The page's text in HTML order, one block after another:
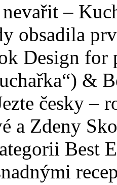
–
obsadila
Design for
&
česky –
a Zdeny
Best